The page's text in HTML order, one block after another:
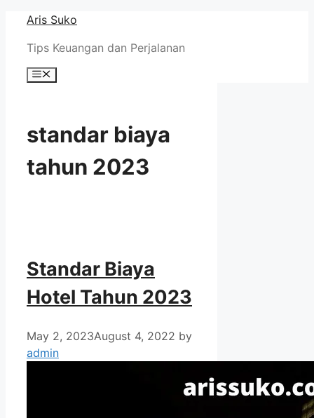
Skip
content
Aris Suko
Tips Keuangan dan Perjalanan
Menu
standar biaya
tahun 2023
Standar Biaya
Hotel Tahun 2023
May 2, 2023August 4, 2022 by
admin